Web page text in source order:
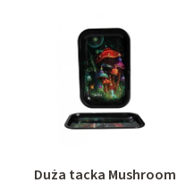
Duża tacka Mushroom